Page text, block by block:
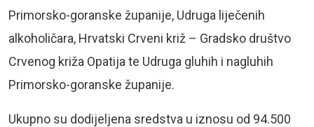
Primorsko-goranske županije, Udruga liječenih
alkoholičara, Hrvatski Crveni križ – Gradsko društvo
Crvenog križa Opatija te Udruga gluhih i nagluhih
Primorsko-goranske županije.
Ukupno su dodijeljena sredstva u iznosu od 94.500